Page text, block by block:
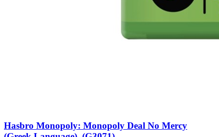
Hasbro Monopoly: Monopoly Deal No Mercy